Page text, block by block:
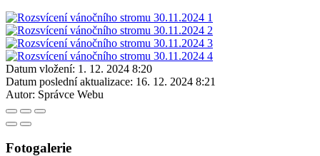
Datum vložení: 1. 12. 2024 8:20
Datum poslední aktualizace: 16. 12. 2024 8:21
Autor: Správce Webu
Fotogalerie